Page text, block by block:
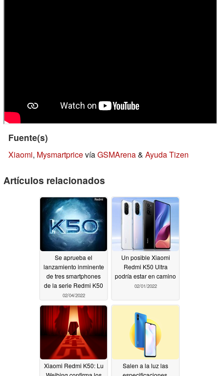
Fuente(s)
Xiaomi, MysmartpricevíaGSMArena& Ayuda Tizen
Artículos relacionados
Se aprueba el
lanzamiento inminente
de tres smartphones
de la serie Redmi K50
02/04/2022
Un posible Xiaomi
Redmi K50 Ultra
podría estar en camino
02/01/2022
Xiaomi Redmi K50: Lu
Salen a la luz las